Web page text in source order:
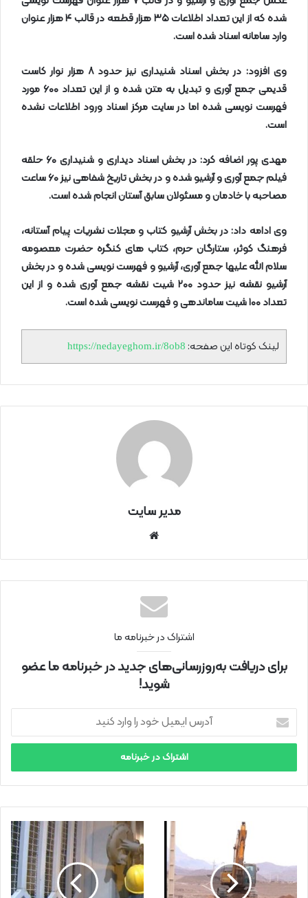
شده که از این تعداد اطلاعات۳۵هزار قطعه در قالب۴هزار عنوان
وارد سامانه اسناد شده است.
وی افزود: در بخش اسناد شنیداری نیز حدود۸ هزار نوار کاست
قدیمی جمع آوری و تبدیل به متن شده و از این تعداد ۶۰۰ مورد
فهرست نویسی شده اما در سایت مرکز اسناد ورود اطلاعات نشده
است.
مهدی پور اضافه کرد: در بخش اسناد دیداری و شنیداری۶۰حلقه
فیلم جمع آوری و آرشیو شده و در بخش تاریخ شفاهی نیز۶۰ساعت
مصاحبه با خادمان و مسئولان سابق آستان انجام شده است.
وی ادامه داد: در بخش آرشیو کتاب و مجلات نشریات پیام آستانه،
فرهنگ کوثر، ستارگان حرم، کتاب های کنگره حضرت معصومه
سلام الله علیها جمع آوری، آرشیو و فهرست نویسی شده و در بخش
آرشیو نقشه نیز حدود ۲۰۰ شیت نقشه جمع آوری شده و از این
تعداد۱۰۰شیت ساماندهی و فهرست نویسی شده است.
لینک کوتاه این صفحه: https://nedayeghom.ir/8ob8
مدیر سایت
نتی
اشتراک در خبرنامه ما
برای دریافت به‌روزرسانی‌های جدید در خبرنامه ما عضو
شوید!
ر
ا
ی